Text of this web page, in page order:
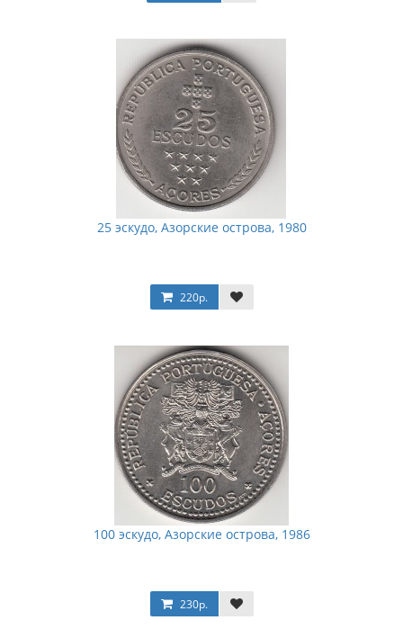
25 эскудо, Азорские острова, 1980
220р.
100 эскудо, Азорские острова, 1986
230р.